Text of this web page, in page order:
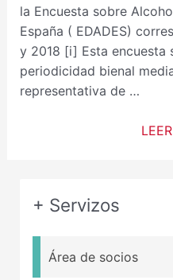
la Encuesta sobre
España ( EDADES)
y 2018 [i] Esta encuesta
periodicidad bienal
representativa de …
+ Servizos
Área de socios